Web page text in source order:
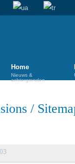
Home
Nieuws &
achtergronden
/